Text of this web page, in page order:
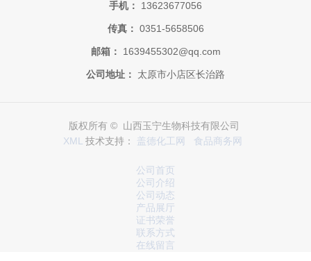
手机： 13623677056
传真： 0351-5658506
邮箱： 1639455302@qq.com
公司地址： 太原市小店区长治路
版权所有 © 山西玉宁生物科技有限公司
XML 技术支持： 盖德化工网 食品商务网
公司首页
公司介绍
公司动态
产品展厅
证书荣誉
联系方式
在线留言